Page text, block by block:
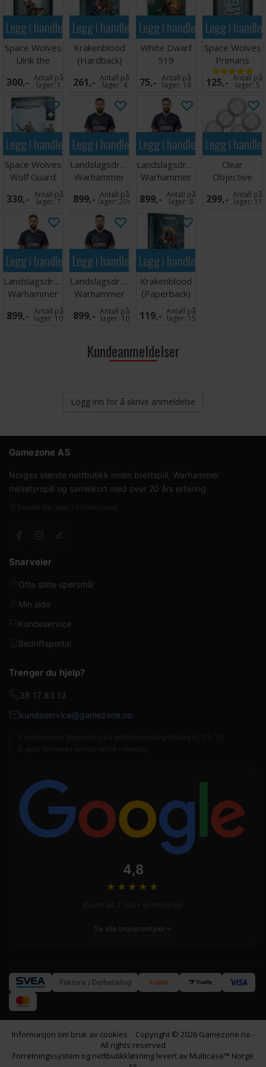
Legg i handlekurven
Space Wolves
Ulrik the
Slayer
300,- Antall på
lager:1
Legg i handlekurven
Krakenblood
(Hardback)
261,- Antall på
lager:4
Legg i handlekurven
White Dwarf
519
75,- Antall på
lager: 16
Legg i
Space Wolves
Primaris
Upgrades
125,- Antall på
lager:5
Legg i handlekurven
Space Wolves
Wolf Guard
Battle Leader
330,- Antall på
lager:7
Legg i handlekurven
Landslagsdrakt
Warhammer
2026 Norge
XL
899,- Antall på
lager:20+
Legg i handlekurven
Landslagsdrakt
Warhammer
2026 Norge
M
899,- Antall på
lager:6
Legg i
Clear
Objective
Markers for
40K
299,- Antall på
lager: 11
Legg i handlekurven
Landslagsdrakt
Warhammer
2026 Norge
XXL
899,- Antall på
lager: 10
Legg i handlekurven
Landslagsdrakt
Warhammer
2026 Norge L
899,- Antall på
lager: 10
Legg i handlekurven
Krakenblood
(Paperback)
119,- Antall på
lager: 15
Kundeanmeldelser
Logg inn for å skrive anmeldelse
Gamezone AS
Norges største nettbutikk innen brettspill, Warhammer
miniatyrspill og samlekort med over 20 års erfaring.
Snarveier
Ofte stilte spørsmål
Min side
Kundeservice
Bedriftsportal
Trenger du hjelp?
38 17 83 13
kundeservice@gamezone.no
4,8
★★★★ ★
Se alle brukeromtaler
Faktura / Delbetaling
Informasjon om bruk av cookies
Copyright © 2026 Gamezone.no -
All rights reserved
Forretningssystem og nettbutikkløsning levert av Multicase™ Norge